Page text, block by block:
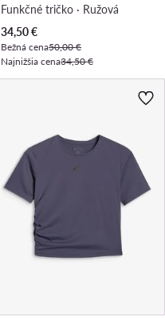
Funkčné tričko · Ružová
Aktuálna cena
34,50€
Bežná cena50,00 €
Najnižšia cena34,50 €